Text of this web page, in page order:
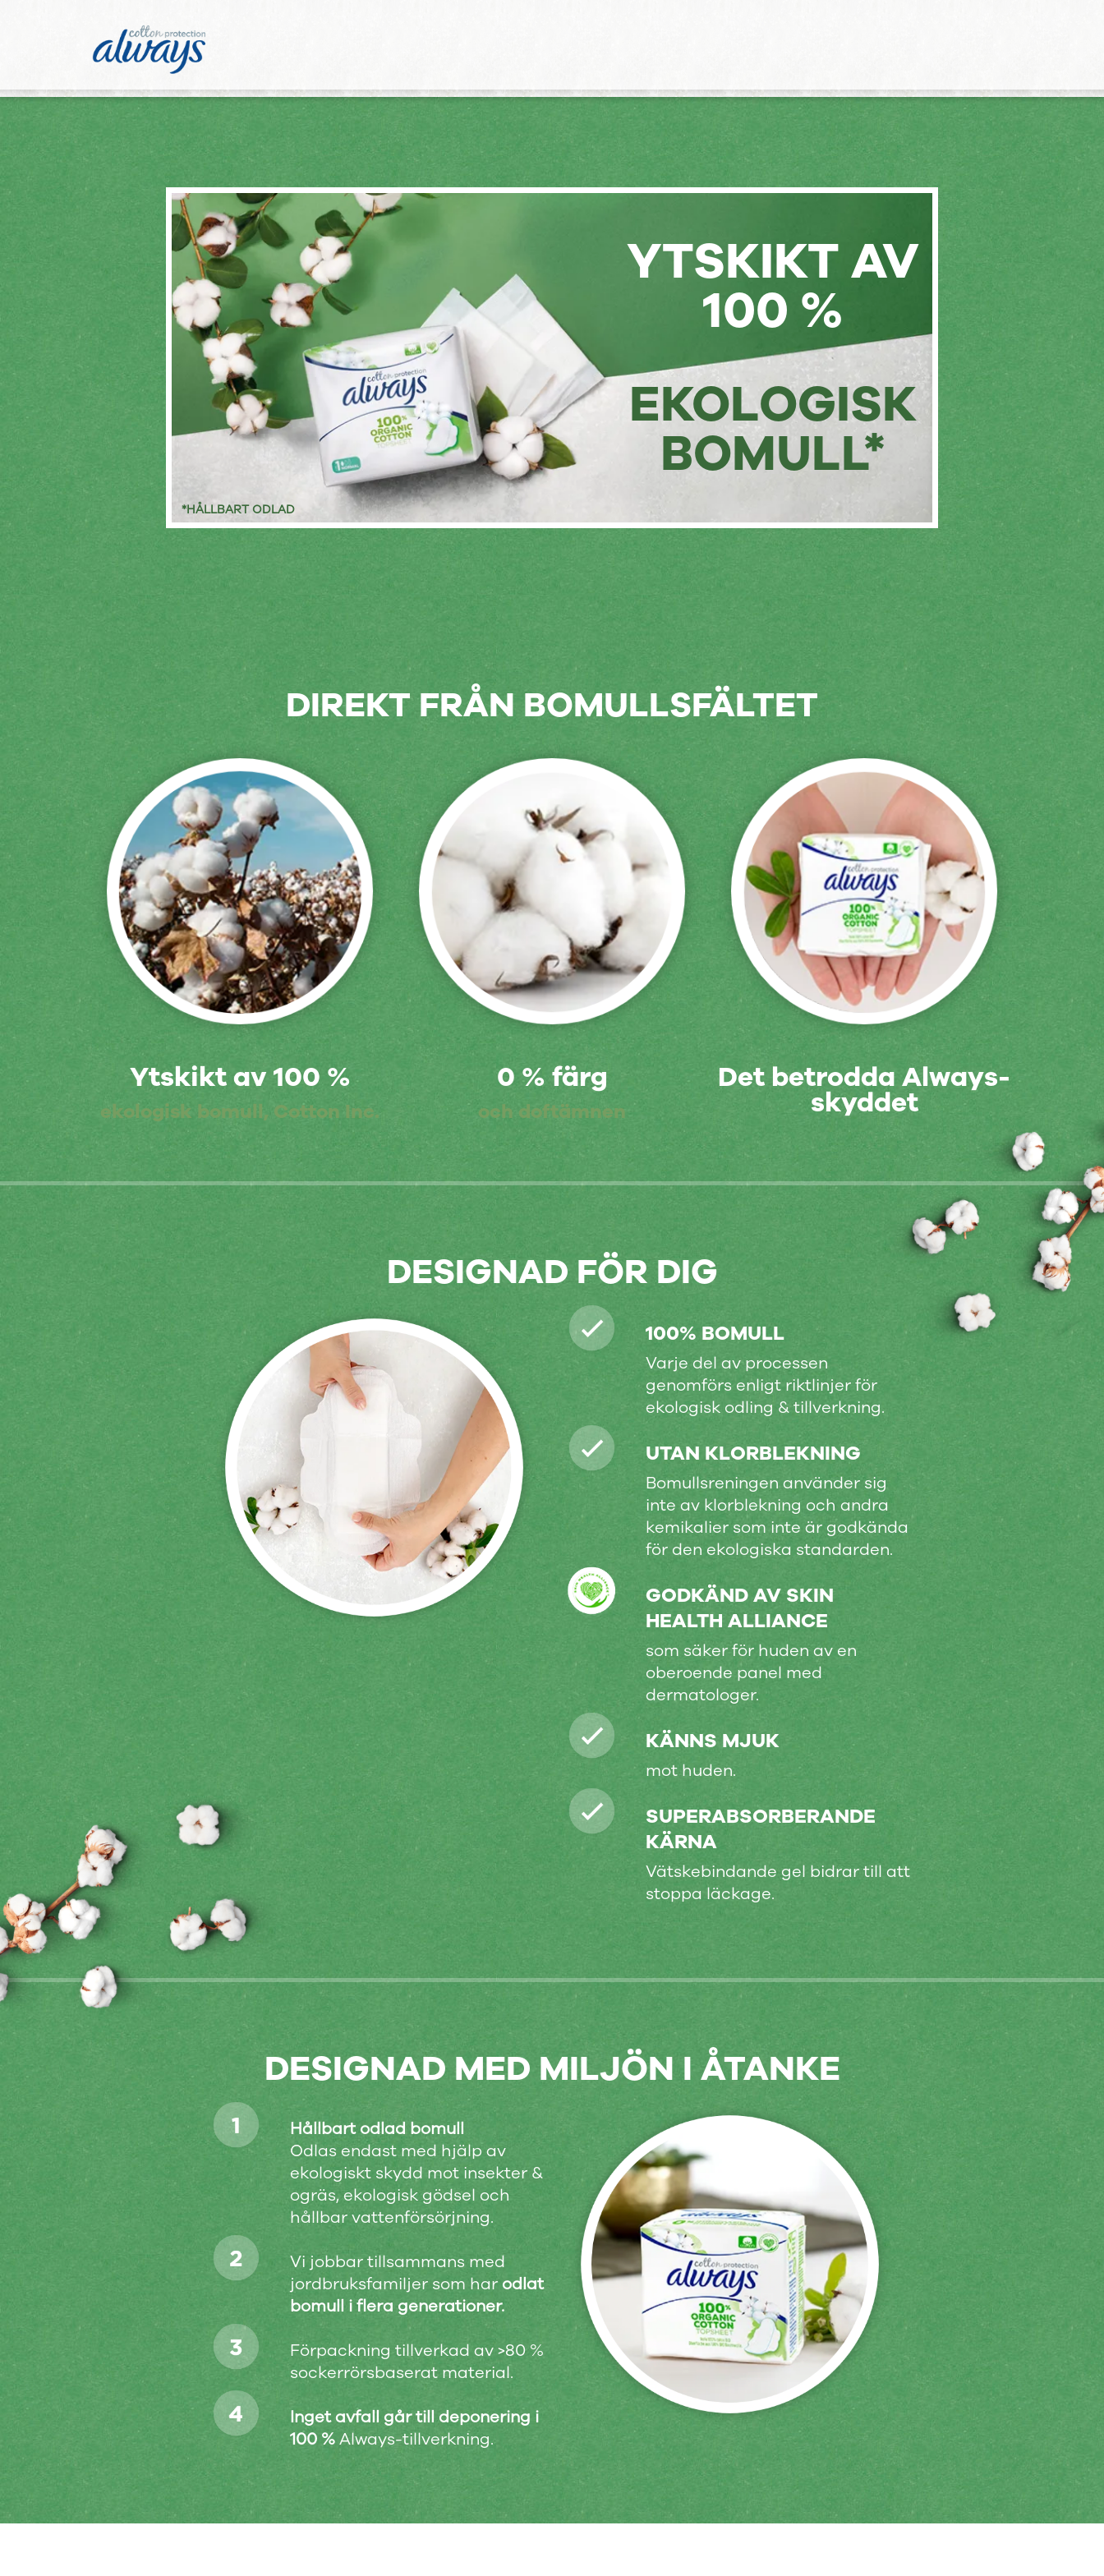
*HÅLLBART ODLAD
YTSKIKT AV
100 %
EKOLOGISK
BOMULL*
DIREKT FRÅN BOMULLSFÄLTET
Ytskikt av 100 %
ekologisk bomull, Cotton Inc.
0 % färg
och doftämnen
Det betrodda Always-
skyddet
DESIGNAD FÖR DIG
100% BOMULL
Varje del av processen
genomförs enligt riktlinjer för
ekologisk odling & tillverkning.
UTAN KLORBLEKNING
Bomullsreningen använder sig
inte av klorblekning och andra
kemikalier som inte är godkända
för den ekologiska standarden.
GODKÄND AV SKIN
HEALTH ALLIANCE
som säker för huden av en
oberoende panel med
dermatologer.
KÄNNS MJUK
mot huden.
SUPERABSORBERANDE
KÄRNA
Vätskebindande gel bidrar till att
stoppa läckage.
DESIGNAD MED MILJÖN I ÅTANKE
Hållbart odlad bomull
Odlas endast med hjälp av
ekologiskt skydd mot insekter &
ogräs, ekologisk gödsel och
hållbar vattenförsörjning.
Vi jobbar tillsammans med
jordbruksfamiljer som har odlat
bomull i flera generationer.
Förpackning tillverkad av >80 %
sockerrörsbaserat material.
Inget avfall går till deponering i
100 %Always-tillverkning.